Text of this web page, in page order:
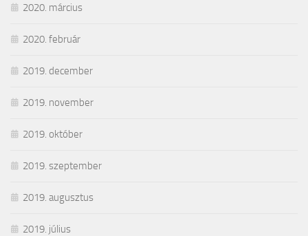
2020. március
2020. február
2019. december
2019. november
2019. október
2019. szeptember
2019. augusztus
2019. július